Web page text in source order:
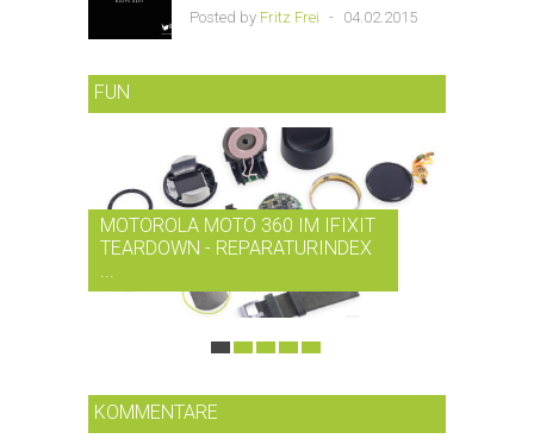
Posted by Fritz Frei - 04.02.2015
FUN
MOTOROLA MOTO 360 IM IFIXIT
TEARDOWN - REPARATURINDEX
KOMMENTARE